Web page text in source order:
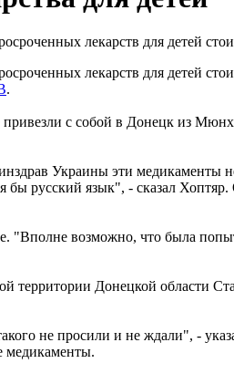
лекарств для детей
лекарств для детей
.
привезли с собой в Донецк из
Украины эти медикаменты
русский язык", - сказал
возможно, что была
территории Донецкой области
не просили и не ждали", -
медикаменты.